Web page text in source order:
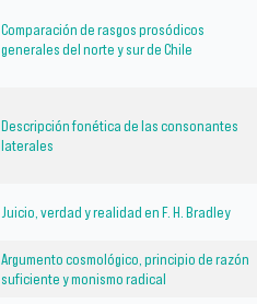
Comparación de rasgos prosódicos
generales del norte y sur de Chile
Descripción fonética de las consonantes
laterales
Juicio, verdad y realidad en F. H. Bradley
Argumento cosmológico, principio de razón
suficiente y monismo radical